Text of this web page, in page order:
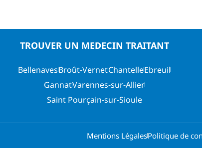
TROUVER UN MEDECIN TRAITANT
BellenavesBroût-VernetChantelleEbreuil
GannatVarennes-sur-Allier
Saint Pourçain-sur-Sioule
Mentions LégalesPolitique de